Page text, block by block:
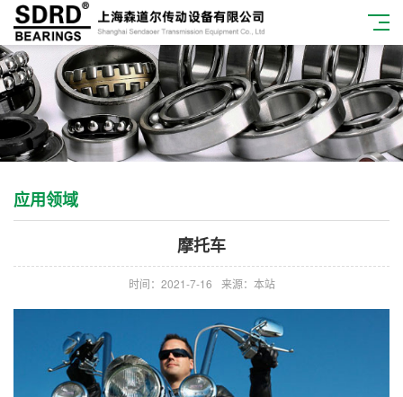
应用领域
摩托车
时间：2021-7-16 来源：本站